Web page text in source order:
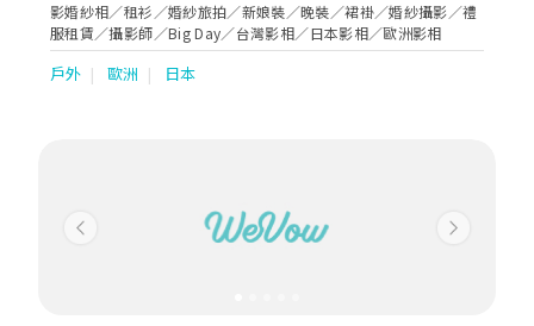
影婚紗相／租衫／婚紗旅拍／新娘裝／晚裝／裙褂／婚紗攝影／禮
服租賃／攝影師／Big Day／台灣影相／日本影相／歐洲影相
戶外 歐洲 日本
Previous Next